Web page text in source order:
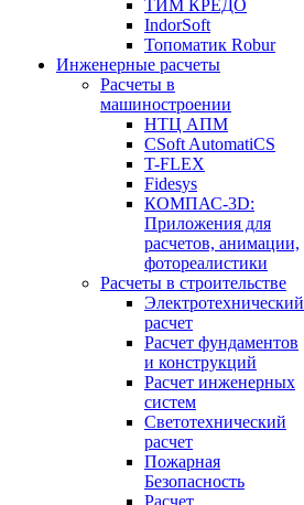
ТИМ КРЕДО
IndorSoft
Топоматик Robur
Инженерные расчеты
Расчеты в
машиностроении
НТЦ АПМ
CSoft AutomatiCS
T-FLEX
Fidesys
КОМПАС-3D:
Приложения для
расчетов, анимации,
фотореалистики
Расчеты в строительстве
Электротехнический
расчет
Расчет фундаментов
и конструкций
Расчет инженерных
систем
Светотехнический
расчет
Пожарная
Безопасность
Расчет